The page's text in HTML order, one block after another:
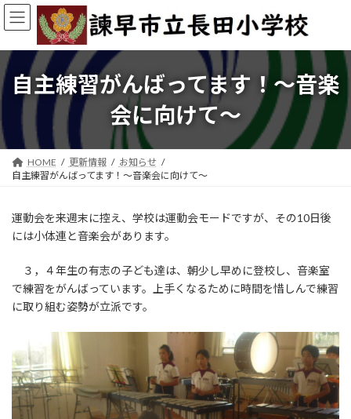
コ
ン
ン
ツ
へ
ッ
プ
ナ
ビ
ー
シ
ョ
移
動
自主練習がんばってます！～音楽
会に向けて～
HOME 更新情報
お知らせ
自主練習がんばってます！～音楽会に向けて～
運動会を来週末に控え、学校は運動会モードですが、その10日後
には小体連と音楽会があります。
３，４年生の有志の子ども達は、朝少し早めに登校し、音楽室
で練習をがんばっています。上手くなるために時間を惜しんで練習
に取り組む姿勢が立派です。